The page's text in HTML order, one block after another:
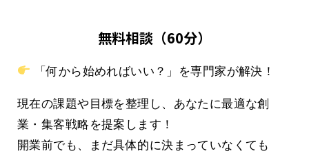
無料相談（60分）
「何から始めればいい？」を専門家が解決！
現在の課題や目標を整理し、あなたに最適な創
業・集客戦略を提案します！
開業前でも、まだ具体的に決まっていなくても